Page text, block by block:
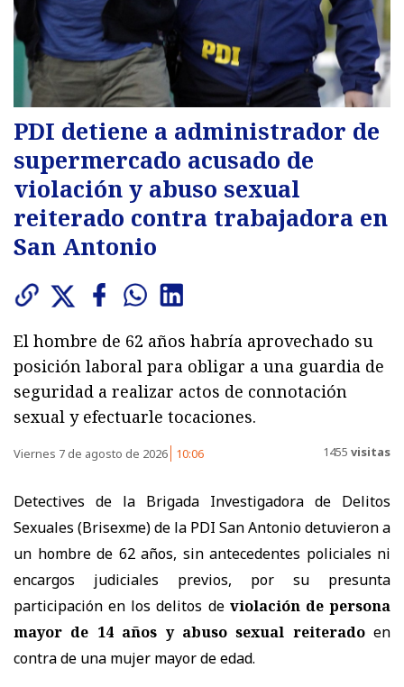
PDI detiene a administrador de
supermercado acusado de
violación y abuso sexual
reiterado contra trabajadora en
San Antonio
El hombre de 62 años habría aprovechado su
posición laboral para obligar a una guardia de
seguridad a realizar actos de connotación
sexual y efectuarle tocaciones.
Viernes 7 de agosto de 2026 10:06 1455 visitas
Detectives de la Brigada Investigadora de Delitos
Sexuales (Brisexme) de la PDI San Antonio detuvieron a
un hombre de 62 años, sin antecedentes policiales ni
encargos judiciales previos, por su presunta
participación en los delitos de violación de persona
mayor de 14 años y abuso sexual reiteradoen
contra de una mujer mayor de edad.